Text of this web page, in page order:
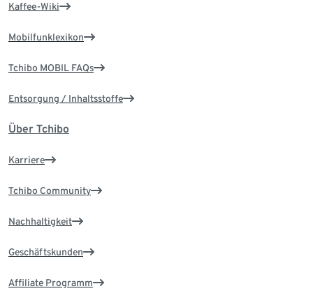
Kaffee-Wiki
Mobilfunklexikon
Tchibo MOBIL FAQs
Entsorgung / Inhaltsstoffe
Über Tchibo
Karriere
Tchibo Community
Nachhaltigkeit
Geschäftskunden
Affiliate Programm